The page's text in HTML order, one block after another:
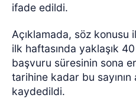
ifade edildi.
Açıklamada, söz konusu
ilk haftasında yaklaşık
başvuru süresinin sona
tarihine kadar bu sayının
kaydedildi.